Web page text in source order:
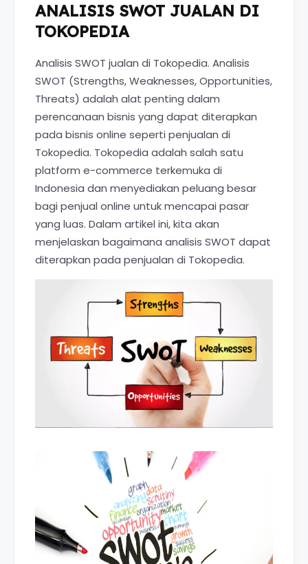
ANALISIS SWOT JUALAN DI
TOKOPEDIA
Analisis SWOT jualan di Tokopedia. Analisis
SWOT (Strengths, Weaknesses, Opportunities,
Threats) adalah alat penting dalam
perencanaan bisnis yang dapat diterapkan
pada bisnis online seperti penjualan di
Tokopedia. Tokopedia adalah salah satu
platform e-commerce terkemuka di
Indonesia dan menyediakan peluang besar
bagi penjual online untuk mencapai pasar
yang luas. Dalam artikel ini, kita akan
menjelaskan bagaimana analisis SWOT dapat
diterapkan pada penjualan di Tokopedia.